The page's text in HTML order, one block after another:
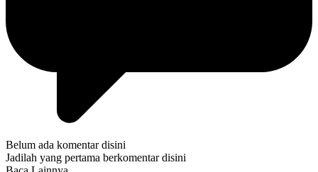
Belum ada komentar disini
Jadilah yang pertama berkomentar disini